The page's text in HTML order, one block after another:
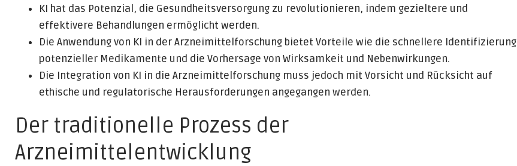
KI hat das Potenzial, die Gesundheitsversorgung zu revolutionieren, indem gezieltere und
effektivere Behandlungen ermöglicht werden.
Die Anwendung von KI in der Arzneimittelforschung bietet Vorteile wie die schnellere Identifizierung
potenzieller Medikamente und die Vorhersage von Wirksamkeit und Nebenwirkungen.
Die Integration von KI in die Arzneimittelforschung muss jedoch mit Vorsicht und Rücksicht auf
ethische und regulatorische Herausforderungen angegangen werden.
Der traditionelle Prozess der
Arzneimittelentwicklung